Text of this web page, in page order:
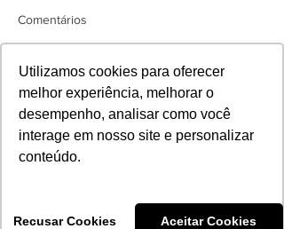
Utilizamos cookies para oferecer
melhor experiência, melhorar o
desempenho, analisar como você
interage em nosso site e personalizar
conteúdo.
Recusar Cookies Aceitar Cookies
Deep Slim: a revolução no
tratamento vascular e
estético para pernas mais
leves, saudáveis e
harmoniosas em Brasília
Comentários
Escreva um comentário
FALE CONOSCO.